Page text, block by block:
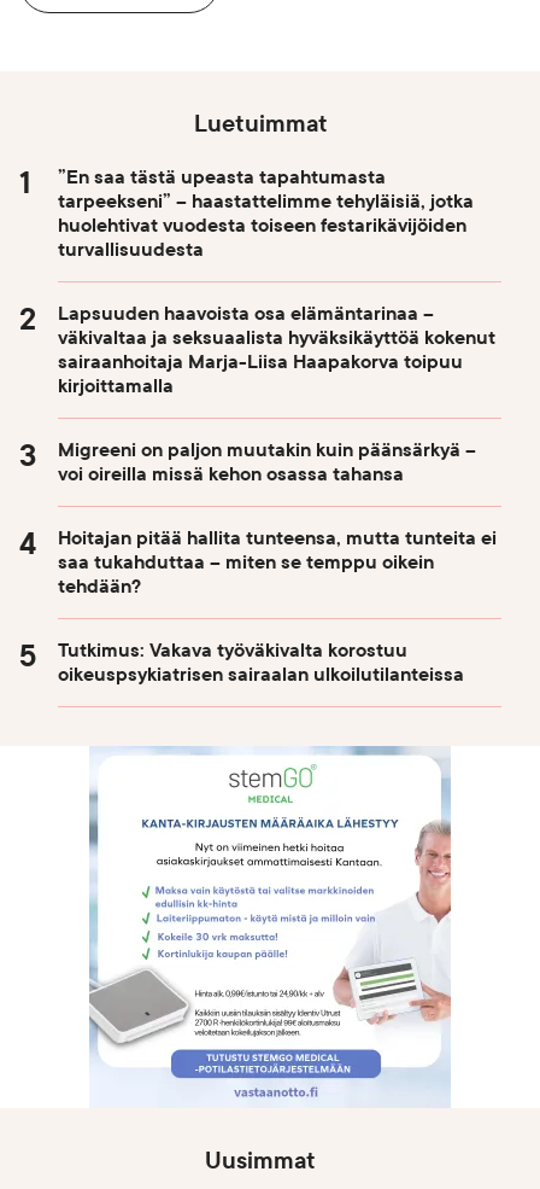
Luetuimmat
”En saa tästä upeasta tapahtumasta
tarpeekseni” – haastattelimme tehyläisiä, jotka
huolehtivat vuodesta toiseen festarikävijöiden
turvallisuudesta
Lapsuuden haavoista osa elämäntarinaa –
väkivaltaa ja seksuaalista hyväksikäyttöä kokenut
sairaanhoitaja Marja-Liisa Haapakorva toipuu
kirjoittamalla
Migreeni on paljon muutakin kuin päänsärkyä –
voi oireilla missä kehon osassa tahansa
Hoitajan pitää hallita tunteensa, mutta tunteita ei
saa tukahduttaa – miten se temppu oikein
tehdään?
Tutkimus: Vakava työväkivalta korostuu
oikeuspsykiatrisen sairaalan ulkoilutilanteissa
Uusimmat